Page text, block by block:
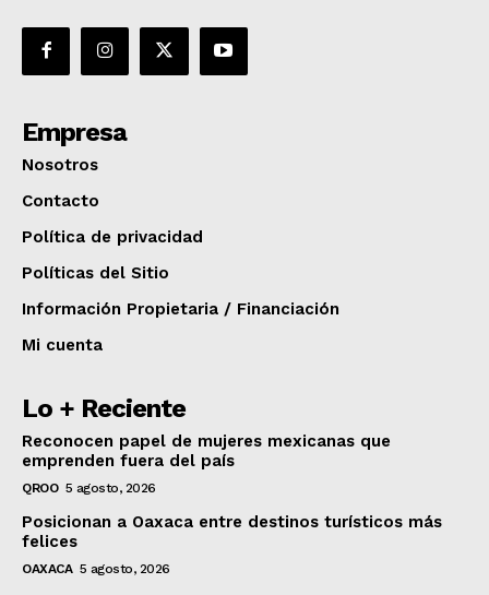
Empresa
Nosotros
Contacto
Política de privacidad
Políticas del Sitio
Información Propietaria / Financiación
Mi cuenta
Lo + Reciente
Reconocen papel de mujeres mexicanas que
emprenden fuera del país
QROO 5 agosto, 2026
Posicionan a Oaxaca entre destinos turísticos más
felices
OAXACA 5 agosto, 2026